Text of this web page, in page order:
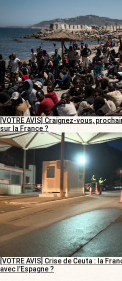
[VOTRE AVIS] Craignez-vous,
sur la France ?
[VOTRE AVIS] Crise de Ceuta : la
avec l’Espagne ?